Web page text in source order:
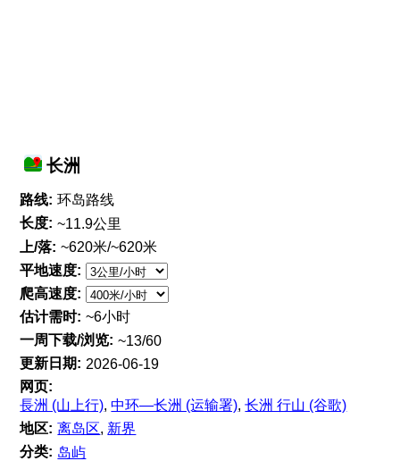
长洲
路线: 环岛路线
长度: ~11.9公里
上/落: ~620米/~620米
平地速度:
爬高速度:
估计需时: ~6小时
一周下载/浏览: ~13/60
更新日期: 2026-06-19
网页:
長洲 (山上行),中环—长洲 (运输署),长洲 行山 (谷歌)
地区: 离岛区, 新界
分类: 岛屿